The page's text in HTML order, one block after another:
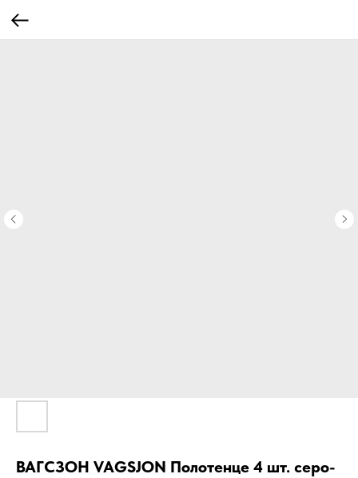
ВАГСЗОН VAGSJON Полотенце 4 шт. серо-